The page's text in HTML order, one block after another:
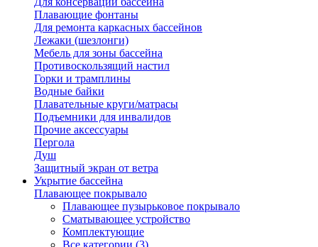
Плавающие фонтаны
Для ремонта каркасных бассейнов
Лежаки (шезлонги)
Мебель для зоны бассейна
Противоскользящий настил
Горки и трамплины
Водные байки
Плавательные круги/матрасы
Подъемники для инвалидов
Прочие аксессуары
Пергола
Душ
Защитный экран от ветра
Укрытие бассейна
Плавающее покрывало
Плавающее пузырьковое покрывало
Сматывающее устройство
Комплектующие
Все категории (3)